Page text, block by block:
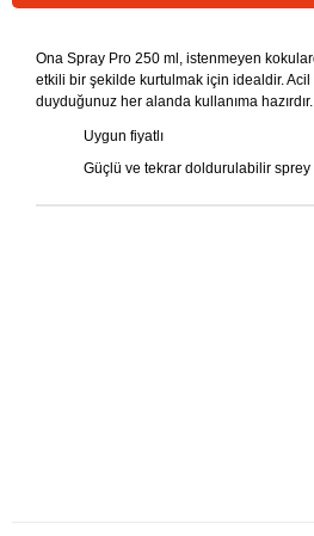
Ona Spray Pro 250 ml, istenmeyen
etkili bir şekilde kurtulmak için idealdir.
duyduğunuz her alanda kullanıma hazırdır.
Uygun fiyatlı
Güçlü ve tekrar doldurulabilir sprey